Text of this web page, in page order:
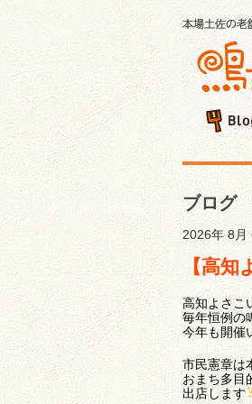
ブログ
2026年 8月
【高
高知よさこ
毎年恒例の
今年も開催
市民憲章は
おまち多目
出店します